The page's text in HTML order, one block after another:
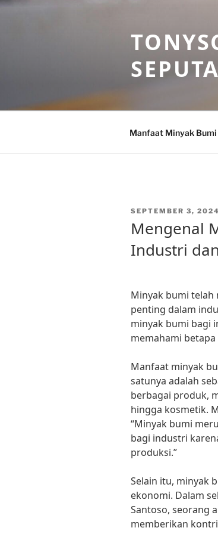
Skip
Manfaat Minyak Bumi
POSTED
SEPTEMBER 3, 2024
Mengenal
Industri
Minyak bumi telah
penting dalam
minyak bumi bagi
memahami
Manfaat minyak
satunya adalah
berbagai produk,
hingga kosmetik.
“Minyak bumi
bagi industri
produksi.”
Selain itu, minyak
ekonomi. Dalam
Santoso, seorang
memberikan